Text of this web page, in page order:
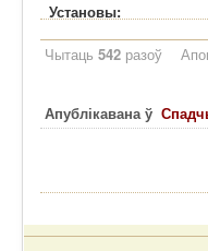
Установы:
Чытаць 542 разоў
Апублікавана ў